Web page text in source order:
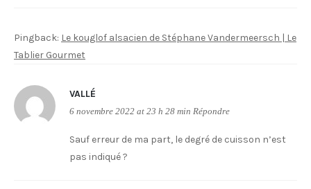
Pingback: Le kouglof alsacien de Stéphane Vandermeersch | Le
Tablier Gourmet
VALLÉ
6 novembre 2022 at 23 h 28 min Répondre
Sauf erreur de ma part, le degré de cuisson n’est
pas indiqué ?